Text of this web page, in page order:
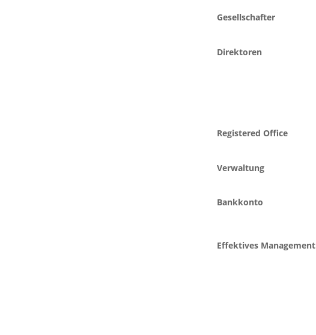
Gesellschafter
Direktoren
Registered Office
Verwaltung
Bankkonto
Effektives Management